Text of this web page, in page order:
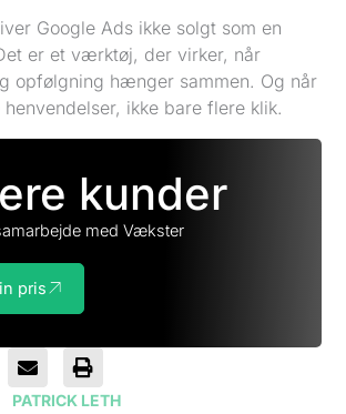
Google Ads ikke solgt som en
er et værktøj, der virker, når
opfølgning hænger sammen. Og når
ikke bare flere klik.
kunder
med Vækster
pris
PATRICK LETH